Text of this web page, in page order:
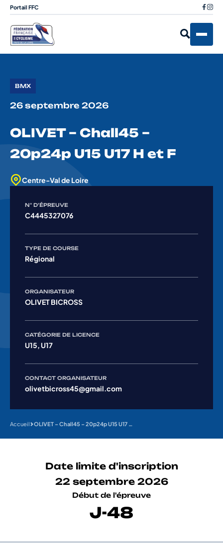
Portail FFC
BMX
26 septembre 2026
OLIVET – Chall45 –
20p24p U15 U17 H et F
Centre-Val de Loire
N° D'ÉPREUVE
C4445327076
TYPE DE COURSE
Régional
ORGANISATEUR
OLIVET BICROSS
CATÉGORIE DE LICENCE
U15, U17
CONTACT ORGANISATEUR
olivetbicross45@gmail.com
Accueil OLIVET – Chall45 – 20p24p U15 U17 H et F
Date limite d'inscription
22 septembre 2026
Début de l'épreuve
J-48